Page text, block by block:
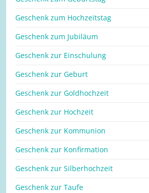
Geschenk zum Hochzeitstag
Geschenk zum Jubiläum
Geschenk zur Einschulung
Geschenk zur Geburt
Geschenk zur Goldhochzeit
Geschenk zur Hochzeit
Geschenk zur Kommunion
Geschenk zur Konfirmation
Geschenk zur Silberhochzeit
Geschenk zur Taufe